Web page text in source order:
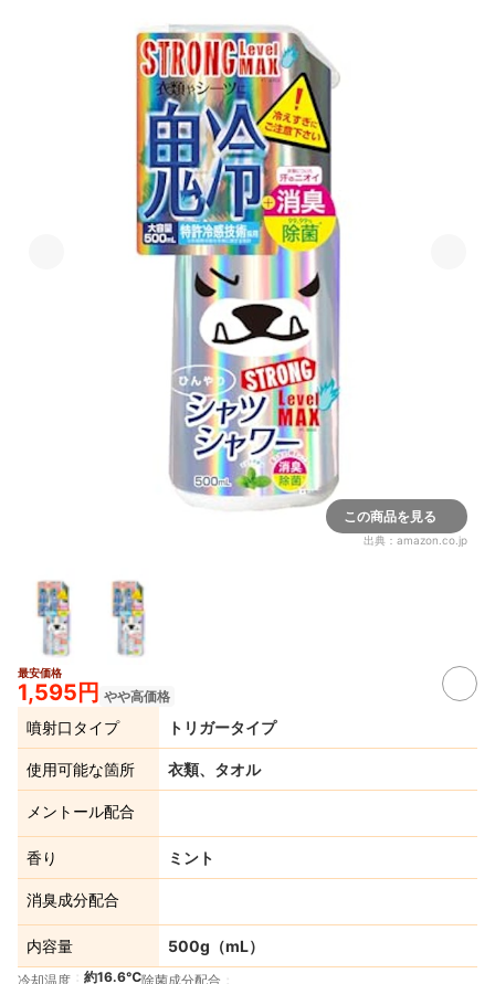
この商品を見る
出典： amazon.co.jp
最安価格
1,595円 やや高価格
噴射口タイプ トリガータイプ
使用可能な箇所 衣類、タオル
メントール配合
香り ミント
消臭成分配合
内容量 500g（mL）
冷却温度 約16.6℃除菌成分配合